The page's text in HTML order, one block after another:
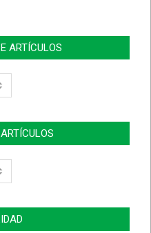
ARTÍCULOS